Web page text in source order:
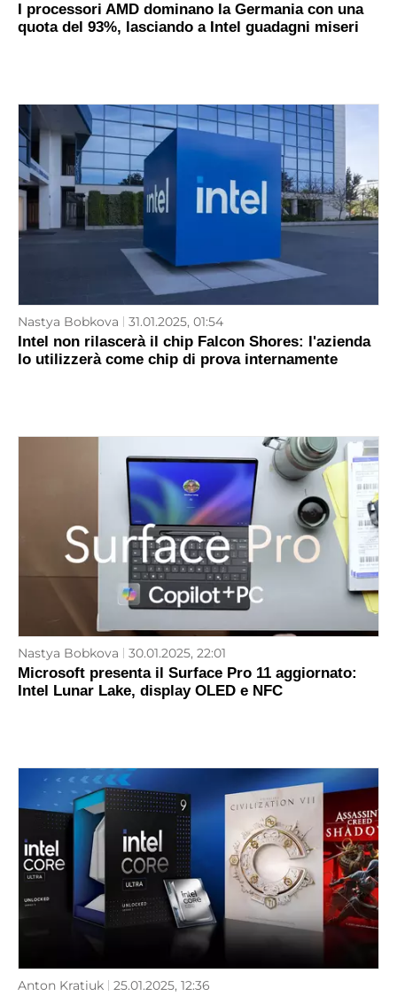
I processori AMD dominano la Germania con una
quota del 93%, lasciando a Intel guadagni miseri
Nastya Bobkova 31.01.2025, 01:54
Intel non rilascerà il chip Falcon Shores: l'azienda
lo utilizzerà come chip di prova internamente
Nastya Bobkova 30.01.2025, 22:01
Microsoft presenta il Surface Pro 11 aggiornato:
Intel Lunar Lake, display OLED e NFC
Anton Kratiuk 25.01.2025, 12:36